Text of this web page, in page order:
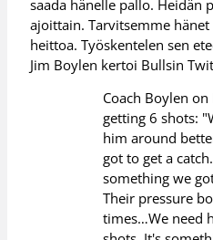
saada hänelle pallo. Heidän
ajoittain. Tarvitsemme
heittoa. Työskentelen sen
Jim Boylen kertoi Bullsin
Coach Boylen
getting 6 shots:
him around
got to get a
something we
Their pressure
times…We need